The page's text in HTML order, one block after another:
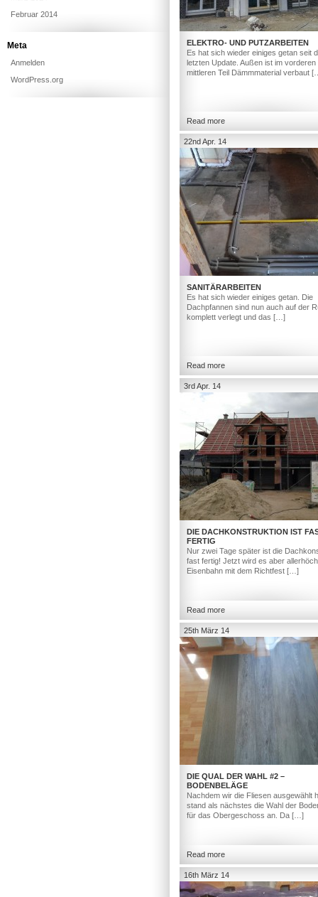
ELEKTRO- UND PUTZARBEITEN
Es hat sich wieder einiges getan seit
letzten Update. Außen ist im vorderen
mittleren Teil Dämmmaterial verbaut
Read more
22nd Apr. 14
SANITÄRARBEITEN
Es hat sich wieder einiges getan. Die
Dachpfannen sind nun auch auf der
komplett verlegt und das […]
Read more
3rd Apr. 14
DIE DACHKONSTRUKTION IST
FERTIG
Nur zwei Tage später ist die
fast fertig! Jetzt wird es aber
Eisenbahn mit dem Richtfest […]
Read more
25th März 14
DIE QUAL DER WAHL #2 –
BODENBELÄGE
Nachdem wir die Fliesen ausgewählt
stand als nächstes die Wahl der
für das Obergeschoss an. Da […]
Read more
16th März 14
Februar 2014
Meta
Anmelden
WordPress.org